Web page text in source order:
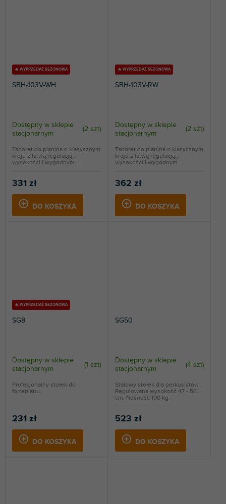
🔥 WYPRZEDAŻ SEZONOWA
SBH-103V-WH
Dostępny w sklepie
stacjonarnym
(2 szt)
331 zł
DO KOSZYKA
Taboret do pianina o klasycznym
kroju z łatwą regulacją
wysokości i wygodnym...
🔥 WYPRZEDAŻ SEZONOWA
SBH-103V-RW
Dostępny w sklepie
stacjonarnym
(2 szt)
362 zł
DO KOSZYKA
Taboret do pianina o klasycznym
kroju z łatwą regulacją
wysokości i wygodnym...
🔥 WYPRZEDAŻ SEZONOWA
SG8
Dostępny w sklepie
stacjonarnym
(1 szt)
231 zł
DO KOSZYKA
Profesjonalny stołek do
fortepianu.
SG50
Dostępny w sklepie
stacjonarnym
(4 szt)
523 zł
DO KOSZYKA
Stalowy stołek dla perkusistów.
Regulowana wysokość 47 - 56
cm. Nośność 100 kg.